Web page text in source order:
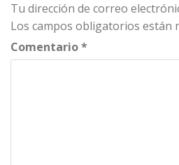
Tu dirección de correo
Los campos obligatorios están
Comentario*